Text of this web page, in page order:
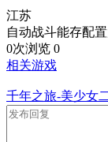
江苏
自动战斗能存配
0次浏览 0
相关游戏
千年之旅-美少女